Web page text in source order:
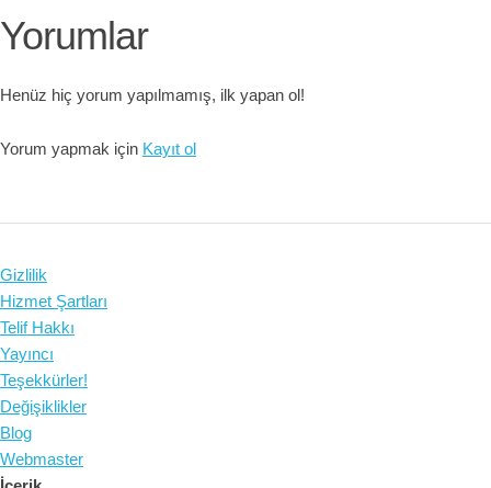
Yorumlar
Henüz hiç yorum yapılmamış, ilk yapan ol!
Yorum yapmak için Kayıt ol
Gizlilik
Hizmet Şartları
Telif Hakkı
Yayıncı
Teşekkürler!
Değişiklikler
Blog
Webmaster